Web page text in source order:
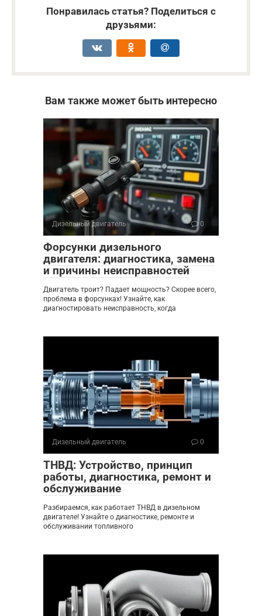
Понравилась статья? Поделиться с
друзьями:
Вам также может быть интересно
Дизельный двигатель 0
Форсунки дизельного
двигателя: диагностика, замена
и причины неисправностей
Двигатель троит? Падает мощность? Скорее всего,
проблема в форсунках! Узнайте, как
диагностировать неисправность, когда
Дизельный двигатель 0
ТНВД: Устройство, принцип
работы, диагностика, ремонт и
обслуживание
Разбираемся, как работает ТНВД в дизельном
двигателе! Узнайте о диагностике, ремонте и
обслуживании топливного